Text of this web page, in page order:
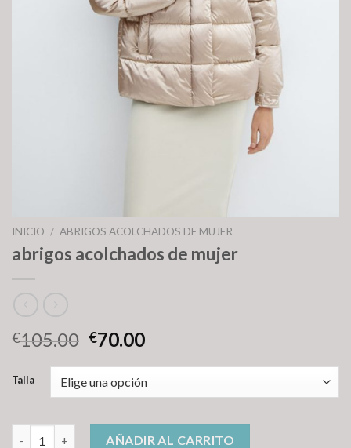
INICIO / ABRIGOS ACOLCHADOS DE MUJER
abrigos acolchados de mujer
€105.00 €70.00
Talla
abrigos acolchados de mujer cantidad
AÑADIR AL CARRITO